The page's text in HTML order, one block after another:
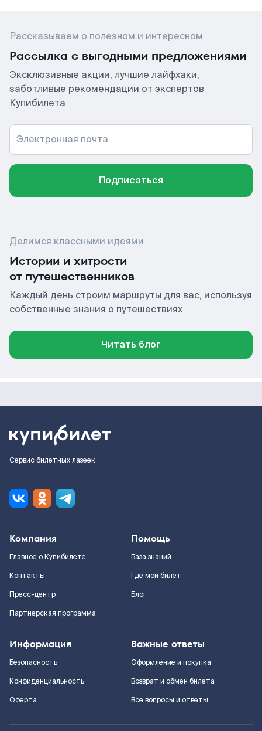
Рассказываем о полезном и интересном
Рассылка с выгодными предложениями
Эксклюзивные акции, лучшие лайфхаки,
заботливые рекомендации от экспертов
Купибилета
Электронная почта
Подписаться
Делимся классными идеями
Истории и хитрости
от путешественников
Каждый день строим маршруты для вас, используя
собственные знания о путешествиях
Читать блог
Сервис билетных лазеек
Компания
Главное о Купибилете
Контакты
Пресс-центр
Партнерская программа
Помощь
База знаний
Где мой билет
Блог
Информация
Безопасность
Конфиденциальность
Оферта
Важные ответы
Оформление и покупка
Возврат и обмен билета
Все вопросы и ответы